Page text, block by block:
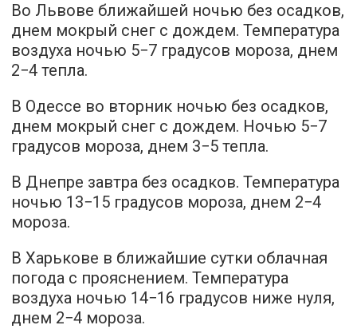
Во Львове ближайшей ночью без осадков,
днем мокрый снег с дождем. Температура
воздуха ночью 5−7 градусов мороза, днем
2−4 тепла.
В Одессе во вторник ночью без осадков,
днем мокрый снег с дождем. Ночью 5−7
градусов мороза, днем 3−5 тепла.
В Днепре завтра без осадков. Температура
ночью 13−15 градусов мороза, днем 2−4
мороза.
В Харькове в ближайшие сутки облачная
погода с прояснением. Температура
воздуха ночью 14−16 градусов ниже нуля,
днем 2−4 мороза.